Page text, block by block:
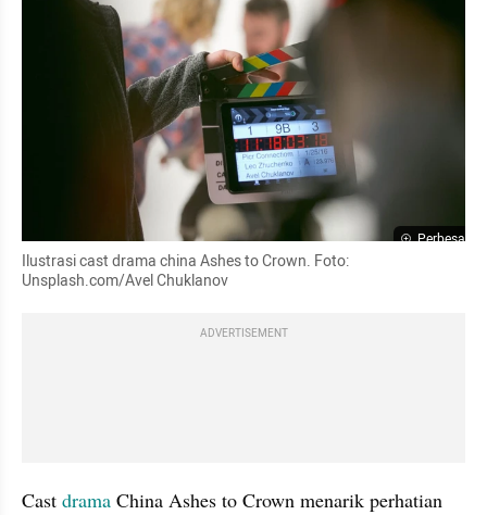
Perbesar
Ilustrasi cast drama china Ashes to Crown. Foto:
Unsplash.com/Avel Chuklanov
ADVERTISEMENT
Cast drama China Ashes to Crown menarik perhatian